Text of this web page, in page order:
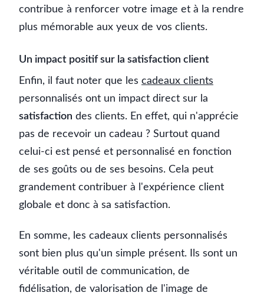
contribue à renforcer votre image et à la rendre
plus mémorable aux yeux de vos clients.
Un impact positif sur la satisfaction client
Enfin, il faut noter que les cadeaux clients
personnalisés ont un impact direct sur la
satisfaction des clients. En effet, qui n'apprécie
pas de recevoir un cadeau ? Surtout quand
celui-ci est pensé et personnalisé en fonction
de ses goûts ou de ses besoins. Cela peut
grandement contribuer à l'expérience client
globale et donc à sa satisfaction.
En somme, les cadeaux clients personnalisés
sont bien plus qu'un simple présent. Ils sont un
véritable outil de communication, de
fidélisation, de valorisation de l'image de